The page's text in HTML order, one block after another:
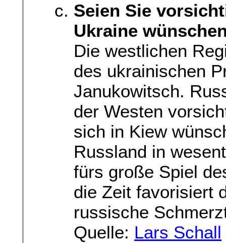
Seien Sie
Ukraine
Die westlichen
des ukrainischen
Janukowitsch.
der Westen
sich in Kiew
Russland in
fürs große Spiel
die Zeit favorisiert
russische
Quelle: Lars Schall